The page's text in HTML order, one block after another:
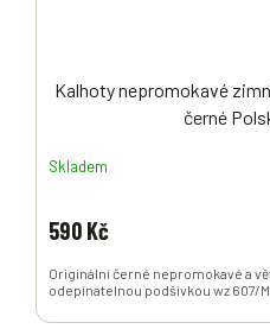
Kalhoty nepromokavé
černé
Skladem
590 Kč
Originální černé nepromokavé a
odepínatelnou podšívkou wz 607/